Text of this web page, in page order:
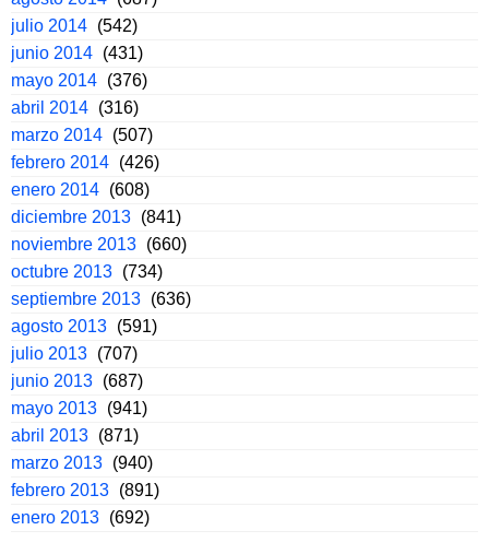
julio 2014 (542)
junio 2014 (431)
mayo 2014 (376)
abril 2014 (316)
marzo 2014 (507)
febrero 2014 (426)
enero 2014 (608)
diciembre 2013 (841)
noviembre 2013 (660)
octubre 2013 (734)
septiembre 2013 (636)
agosto 2013 (591)
julio 2013 (707)
junio 2013 (687)
mayo 2013 (941)
abril 2013 (871)
marzo 2013 (940)
febrero 2013 (891)
enero 2013 (692)